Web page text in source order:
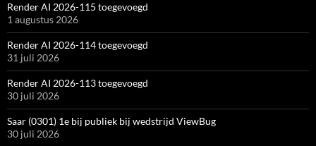
Render AI 2026-115 toegevoegd
1 augustus 2026
Render AI 2026-114 toegevoegd
31 juli 2026
Render AI 2026-113 toegevoegd
30 juli 2026
Saar (0301) 1e bij publiek bij wedstrijd ViewBug
30 juli 2026